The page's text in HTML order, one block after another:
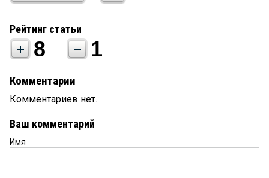
Рейтинг статьи
8 1
Комментарии
Комментариев нет.
Ваш комментарий
Имя